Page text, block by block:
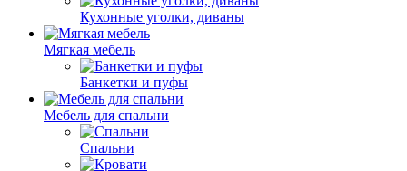
Кухонные уголки, диваны
Мягкая мебель
Банкетки и пуфы
Мебель для спальни
Спальни